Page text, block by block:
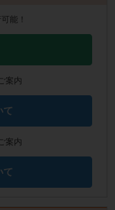
能！
案内
て
案内
て